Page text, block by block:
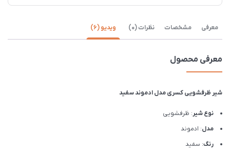
معرفی مشخصات نظرات (0) ویدیو (6)
معرفی محصول
شیر ظرفشویی کسری مدل ادموند سفید
نوع شیر: ظرفشویی
مدل: ادموند
رنگ: سفید